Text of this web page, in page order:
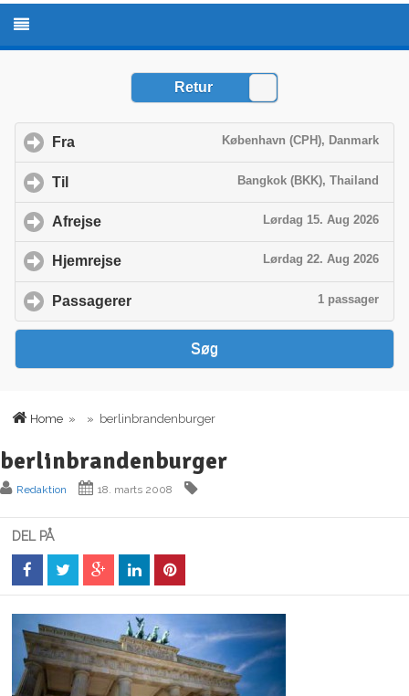
Home » » berlinbrandenburger
berlinbrandenburger
Redaktion 18. marts 2008
DEL PÅ